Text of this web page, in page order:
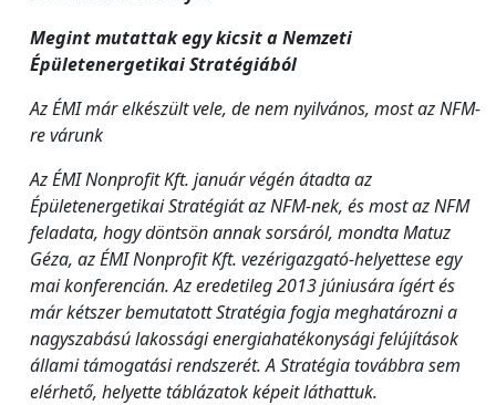
Megint mutattak egy kicsit a Nemzeti
Épületenergetikai Stratégiából
Az ÉMI már elkészült vele, de nem nyilvános, most az NFM-
re várunk
Az ÉMI Nonprofit Kft. január végén átadta az
Épületenergetikai Stratégiát az NFM-nek, és most az NFM
feladata, hogy döntsön annak sorsáról, mondta Matuz
Géza, az ÉMI Nonprofit Kft. vezérigazgató-helyettese egy
mai konferencián. Az eredetileg 2013 júniusára ígért és
már kétszer bemutatott Stratégia fogja meghatározni a
nagyszabású lakossági energiahatékonysági felújítások
állami támogatási rendszerét. A Stratégia továbbra sem
elérhető, helyette táblázatok képeit láthattuk.